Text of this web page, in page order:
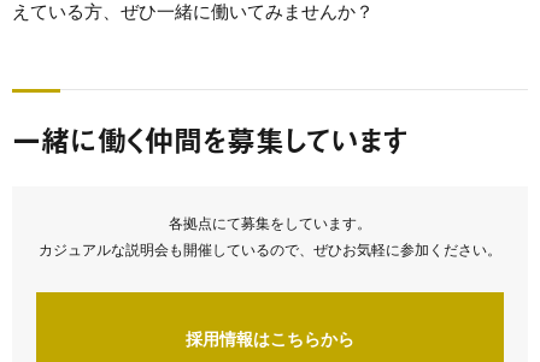
えている方、ぜひ一緒に働いてみませんか？
一緒に働く仲間を募集しています
各拠点にて募集をしています。
カジュアルな説明会も開催しているので、ぜひお気軽に参加ください。
採用情報はこちらから